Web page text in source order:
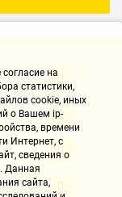
на
статистики,
cookie, иных
о Вашем ip-
времени
Интернет, с
сведения о
Данная
сайта,